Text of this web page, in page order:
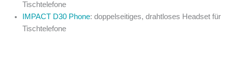
Tischtelefone
IMPACT D30 Phone: doppelseitiges, drahtloses Headset für
Tischtelefone